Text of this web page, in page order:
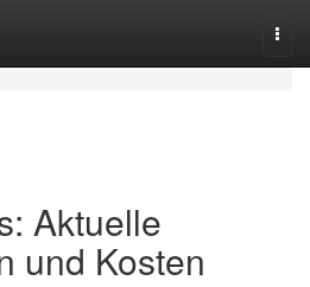
Aktuelle
und Kosten